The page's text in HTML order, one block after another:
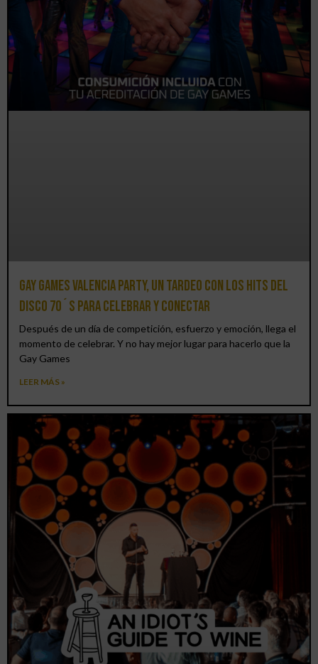
Gay Games Valencia Party, un tardeo con los hits del
DISCO 70´S para celebrar y conectar
Después de un día de competición, esfuerzo y emoción, llega el
momento de celebrar. Y no hay mejor lugar para hacerlo que la
Gay Games
LEER MÁS »